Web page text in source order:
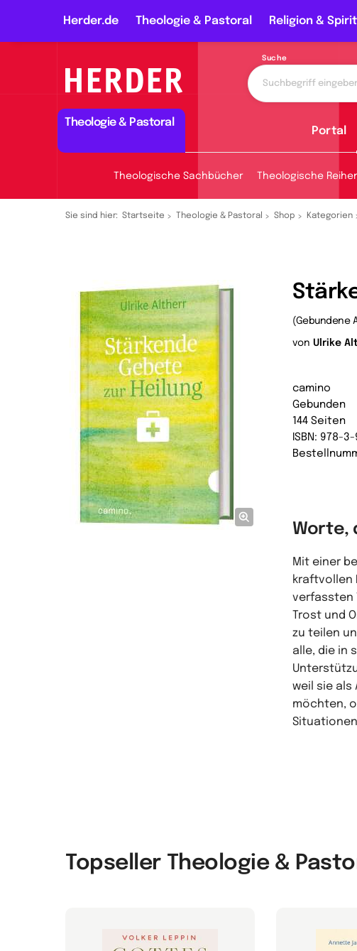
Herder.de Theologie & Pastoral Religion &
Suche
Theologie & Pastoral
Portal
Theologische Sachbücher Theologische
Sie sind hier: Startseite Theologie & Pastoral Shop Kategorien
(Gebundene
von Ulrike
camino
Gebunden
144 Seiten
ISBN: 978-
Worte,
Mit einer
kraftvollen
verfassten
Trost und
zu teilen
alle, die in
weil sie als
möchten,
Topseller Theologie &